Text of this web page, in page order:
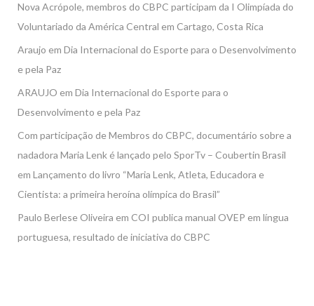
Nova Acrópole, membros do CBPC participam da I Olimpíada do
Voluntariado da América Central em Cartago, Costa Rica
Araujo em Dia Internacional do Esporte para o Desenvolvimento
e pela Paz
ARAUJO em Dia Internacional do Esporte para o
Desenvolvimento e pela Paz
Com participação de Membros do CBPC, documentário sobre a
nadadora Maria Lenk é lançado pelo SporTv – Coubertin Brasil
em Lançamento do livro “Maria Lenk, Atleta, Educadora e
Cientista: a primeira heroína olímpica do Brasil”
Paulo Berlese Oliveira em COI publica manual OVEP em língua
portuguesa, resultado de iniciativa do CBPC